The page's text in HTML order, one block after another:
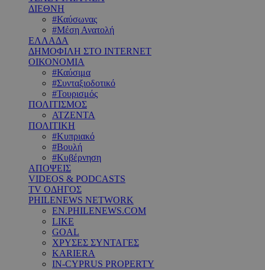
ΔΙΕΘΝΗ
#Καύσωνας
#Μέση Ανατολή
ΕΛΛΑΔΑ
ΔΗΜΟΦΙΛΗ ΣΤΟ INTERNET
ΟΙΚΟΝΟΜΙΑ
#Καύσιμα
#Συνταξιοδοτικό
#Τουρισμός
ΠΟΛΙΤΙΣΜΟΣ
ΑΤΖΕΝΤΑ
ΠΟΛΙΤΙΚΗ
#Κυπριακό
#Βουλή
#Κυβέρνηση
ΑΠΟΨΕΙΣ
VIDEOS & PODCASTS
TV ΟΔΗΓΟΣ
PHILENEWS NETWORK
EN.PHILENEWS.COM
LIKE
GOAL
ΧΡΥΣΕΣ ΣΥΝΤΑΓΕΣ
KARIERA
IN-CYPRUS PROPERTY